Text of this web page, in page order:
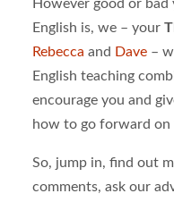
However good or
English is, we – your
Rebecca and Dave–
English teaching
encourage you and
how to go forward on
So, jump in, find out
comments, ask our